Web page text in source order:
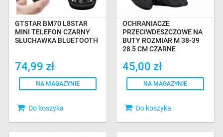
GTSTAR BM70 L8STAR
MINI TELEFON CZARNY
SŁUCHAWKA BLUETOOTH
74,99 zł
NA MAGAZYNIE
Do koszyka
OCHRANIACZE
PRZECIWDESZCZOWE NA
BUTY ROZMIAR M 38-39
28,5 CM CZARNE
45,00 zł
NA MAGAZYNIE
Do koszyka